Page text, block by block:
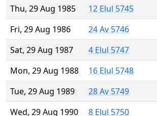
Thu, 29 Aug 1985
12 Elul 5745
Fri, 29 Aug 1986
24 Av 5746
Sat, 29 Aug 1987
4 Elul 5747
Mon, 29 Aug 1988
16 Elul 5748
Tue, 29 Aug 1989
28 Av 5749
Wed, 29 Aug 1990
8 Elul 5750